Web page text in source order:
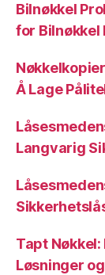
Bilnøkkel
for Bilnøkkel
Å Lage
Langvarig
Tapt
Løsninger